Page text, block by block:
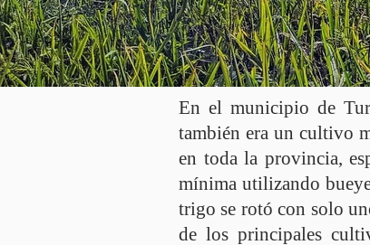
En el municipio de
también era un cultivo
en toda la provincia,
mínima utilizando
trigo se rotó con solo
de los principales